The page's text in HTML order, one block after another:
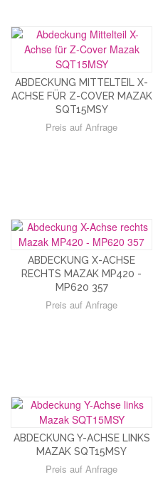
ABDECKUNG MITTELTEIL X-
ACHSE FÜR Z-COVER MAZAK
SQT15MSY
Preis auf Anfrage
ABDECKUNG X-ACHSE
RECHTS MAZAK MP420 -
MP620 357
Preis auf Anfrage
ABDECKUNG Y-ACHSE LINKS
MAZAK SQT15MSY
Preis auf Anfrage